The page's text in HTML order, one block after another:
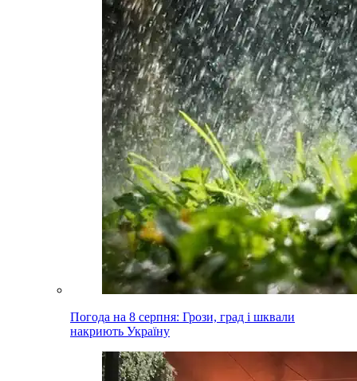
Погода на 8 серпня: Грози, град і шквали
накриють Україну